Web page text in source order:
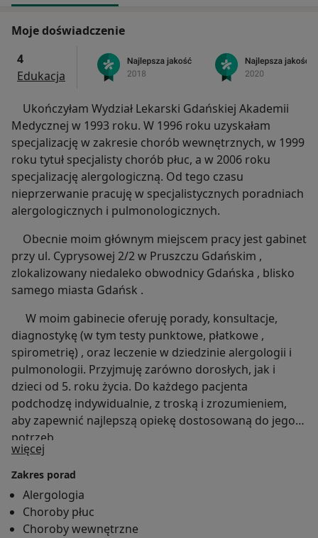
Moje doświadczenie
4
Edukacja
Ukończyłam Wydział Lekarski Gdańskiej Akademii
Medycznej w 1993 roku. W 1996 roku uzyskałam
specjalizację w zakresie chorób wewnętrznych, w 1999
roku tytuł specjalisty chorób płuc, a w 2006 roku
specjalizację alergologiczną. Od tego czasu
nieprzerwanie pracuję w specjalistycznych poradniach
alergologicznych i pulmonologicznych.
Obecnie moim głównym miejscem pracy jest gabinet
przy ul. Cyprysowej 2/2 w Pruszczu Gdańskim ,
zlokalizowany niedaleko obwodnicy Gdańska , blisko
samego miasta Gdańsk .
W moim gabinecie oferuję porady, konsultacje,
diagnostykę (w tym testy punktowe, płatkowe ,
spirometrię) , oraz leczenie w dziedzinie alergologii i
pulmonologii. Przyjmuję zarówno dorosłych, jak i
dzieci od 5. roku życia. Do każdego pacjenta
podchodzę indywidualnie, z troską i zrozumieniem,
aby zapewnić najlepszą opiekę dostosowaną do jego
potrzeb.
więcej
Zakres porad
Alergologia
Choroby płuc
Choroby wewnętrzne